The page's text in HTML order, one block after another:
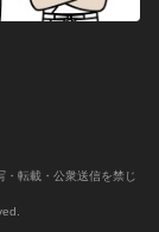
転載・公衆送信を禁じ